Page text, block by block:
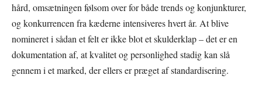
hård, omsætningen følsom over for både trends og konjunkturer,
og konkurrencen fra kæderne intensiveres hvert år. At blive
nomineret i sådan et felt er ikke blot et skulderklap – det er en
dokumentation af, at kvalitet og personlighed stadig kan slå
gennem i et marked, der ellers er præget af standardisering.